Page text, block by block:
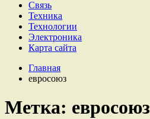
Связь
Техника
Технологии
Электроника
Карта сайта
Главная
евросоюз
Метка: евросоюз